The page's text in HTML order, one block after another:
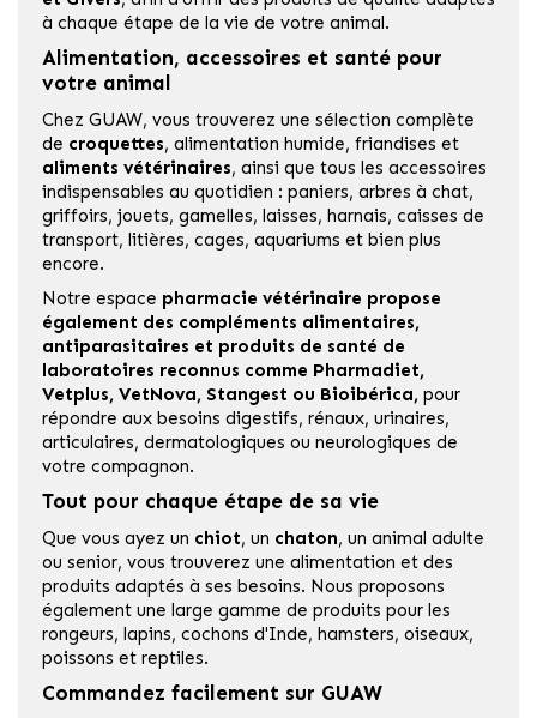
à chaque étape de la vie de votre animal.
Alimentation, accessoires et santé pour
votre animal
Chez GUAW, vous trouverez une sélection complète
de croquettes, alimentation humide, friandises et
aliments vétérinaires, ainsi que tous les accessoires
indispensables au quotidien : paniers, arbres à chat,
griffoirs, jouets, gamelles, laisses, harnais, caisses de
transport, litières, cages, aquariums et bien plus
encore.
Notre espace pharmacie vétérinaire propose
également des compléments alimentaires,
antiparasitaires et produits de santé de
laboratoires reconnus comme Pharmadiet,
Vetplus, VetNova, Stangest ou Bioibérica, pour
répondre aux besoins digestifs, rénaux, urinaires,
articulaires, dermatologiques ou neurologiques de
votre compagnon.
Tout pour chaque étape de sa vie
Que vous ayez un chiot, un chaton, un animal adulte
ou senior, vous trouverez une alimentation et des
produits adaptés à ses besoins. Nous proposons
également une large gamme de produits pour les
rongeurs, lapins, cochons d'Inde, hamsters, oiseaux,
poissons et reptiles.
Commandez facilement sur GUAW